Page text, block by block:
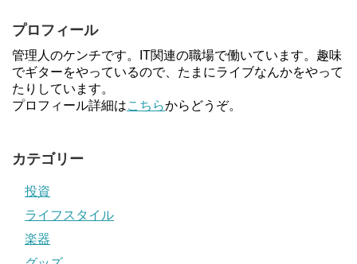
プロフィール
管理人のケンチです。IT関連の職場で働いています。趣味
でギターをやっているので、たまにライブなんかをやって
たりしています。
プロフィール詳細はこちらからどうぞ。
カテゴリー
投資
ライフスタイル
楽器